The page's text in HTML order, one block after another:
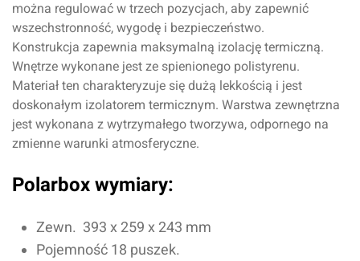
można regulować w trzech pozycjach, aby zapewnić
wszechstronność, wygodę i bezpieczeństwo.
Konstrukcja zapewnia maksymalną izolację termiczną.
Wnętrze wykonane jest ze spienionego polistyrenu.
Materiał ten charakteryzuje się dużą lekkością i jest
doskonałym izolatorem termicznym. Warstwa zewnętrzna
jest wykonana z wytrzymałego tworzywa, odpornego na
zmienne warunki atmosferyczne.
Polarbox wymiary:
Zewn. 393 x 259 x 243 mm
Pojemność 18 puszek.